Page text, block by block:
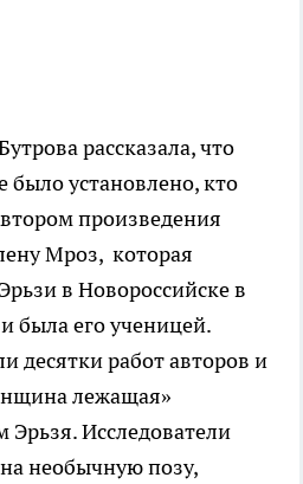
рассказала, что
было установлено, кто
произведения
Мроз, которая
в Новороссийске в
была его ученицей.
десятки работ авторов и
лежащая»
Исследователи
необычную позу,